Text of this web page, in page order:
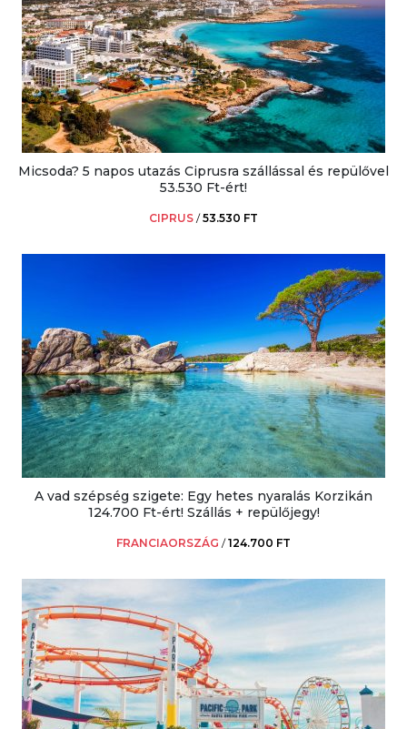
Micsoda? 5 napos utazás Ciprusra szállással és repülővel
53.530 Ft-ért!
CIPRUS /53.530 FT
A vad szépség szigete: Egy hetes nyaralás Korzikán
124.700 Ft-ért! Szállás + repülőjegy!
FRANCIAORSZÁG /124.700 FT